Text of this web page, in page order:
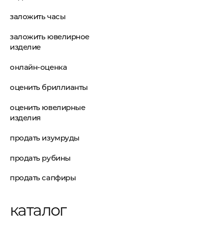
заложить часы
заложить ювелирное
изделие
онлайн-оценка
оценить бриллианты
оценить ювелирные
изделия
продать изумруды
продать рубины
продать сапфиры
каталог